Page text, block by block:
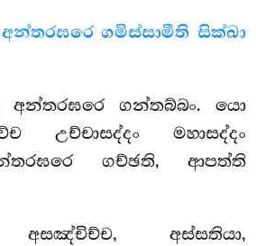
අන්තරඝරෙ ගමිස්සාමීති සික්ඛා
අන්තරඝරෙ ගන්තබ්බං. යො
උච්චාසද්දං මහාසද්දං
ගච්ඡති, ආපත්ති
අසඤ්චිච්ච, අස්සතියා,